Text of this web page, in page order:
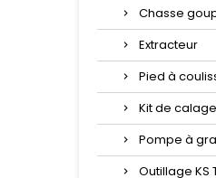
Chasse
Extracteur
Pied à
Kit de
Pompe à
Outillage KS